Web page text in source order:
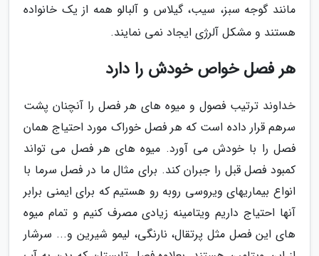
مانند گوجه سبز، سیب، گیلاس و آلبالو همه از یک خانواده
هستند و مشکل آلرژی ایجاد نمی نمایند.
هر فصل خواص خودش را دارد
خداوند ترتیب فصول و میوه های هر فصل را آنچنان پشت
سرهم قرار داده است که هر فصل خوراک مورد احتیاج همان
فصل را با خودش می آورد. میوه های هر فصل می تواند
کمبود فصل قبل را جبران کند. برای مثال ما در فصل سرما با
انواع بیماریهای ویروسی روبه رو هستیم که برای ایمنی برابر
آنها احتیاج داریم ویتامینه زیادی مصرف کنیم و تمام میوه
های این فصل مثل پرتقال، نارنگی، لیمو شیرین و... سرشار